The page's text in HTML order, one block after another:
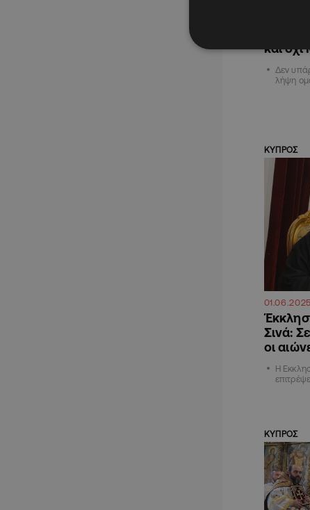
και
Δεν
λήψη
ΚΥΠΡΟΣ
01.06.2025
Σινά:
οι
Η
ΚΥΠΡΟΣ